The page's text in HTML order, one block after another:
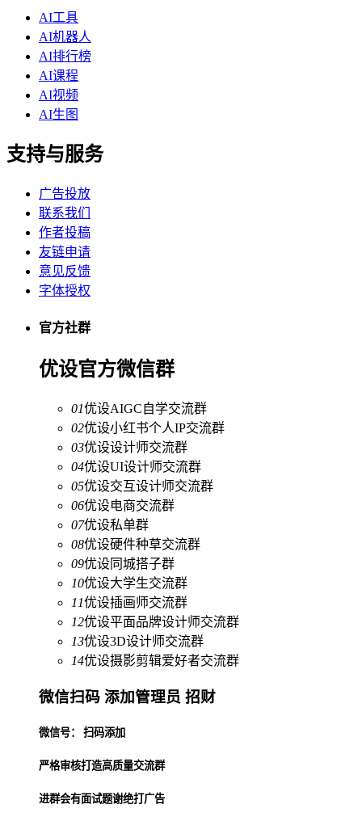
AI工具
AI机器人
AI排行榜
AI课程
AI视频
AI生图
支持与服务
广告投放
联系我们
作者投稿
友链申请
意见反馈
字体授权
官方社群
优设官方微信群
01优设AIGC自学交流群
02优设小红书个人IP交流群
03优设设计师交流群
04优设UI设计师交流群
05优设交互设计师交流群
06优设电商交流群
07优设私单群
08优设硬件种草交流群
09优设同城搭子群
10优设大学生交流群
11优设插画师交流群
12优设平面品牌设计师交流群
13优设3D设计师交流群
14优设摄影剪辑爱好者交流群
微信扫码 添加管理员 招财
微信号： 扫码添加
严格审核打造高质量交流群
进群会有面试题谢绝打广告